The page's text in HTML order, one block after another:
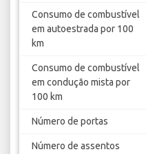
Consumo de combustível
em autoestrada por 100
km
Consumo de combustível
em condução mista por
100 km
Número de portas
Número de assentos